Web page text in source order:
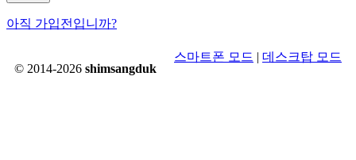
아직 가입전입니까?
© 2014-2026 shimsangduk
스마트폰 모드 | 데스크탑 모드